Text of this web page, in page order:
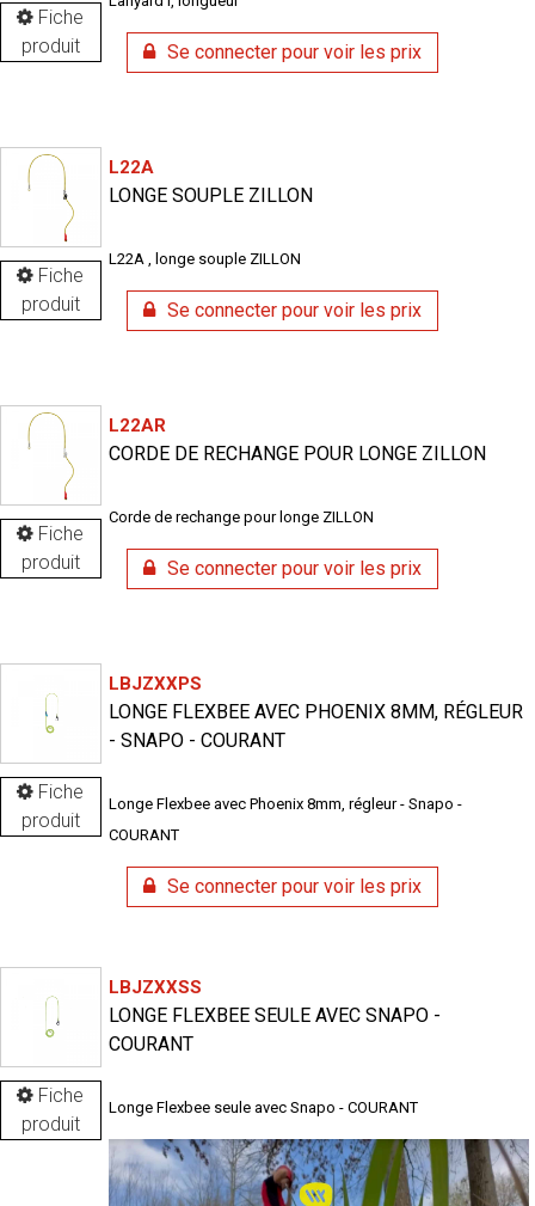
Fiche
produit
Se connecter pour voir les prix
Fiche
produit
L22A
LONGE SOUPLE ZILLON
L22A , longe souple ZILLON
Se connecter pour voir les prix
Fiche
produit
L22AR
CORDE DE RECHANGE POUR LONGE ZILLON
Corde de rechange pour longe ZILLON
Se connecter pour voir les prix
Fiche
produit
LBJZXXPS
LONGE FLEXBEE AVEC PHOENIX 8MM, RÉGLEUR
- SNAPO - COURANT
Longe Flexbee avec Phoenix 8mm, régleur - Snapo -
COURANT
Se connecter pour voir les prix
Fiche
produit
LBJZXXSS
LONGE FLEXBEE SEULE AVEC SNAPO -
COURANT
Longe Flexbee seule avec Snapo - COURANT